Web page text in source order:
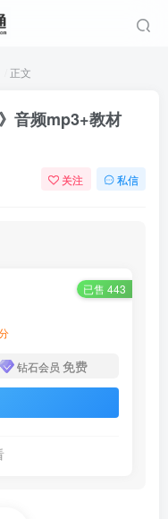
正文
音频mp3+教材
关注 私信
已售 443
钻石会员 免费